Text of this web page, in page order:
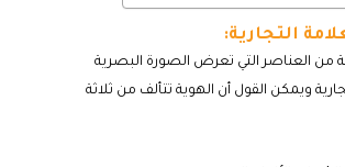
التجارية:
العناصر التي تعرض الصورة البصرية
ويمكن القول أن الهوية تتألف من ثلاثة